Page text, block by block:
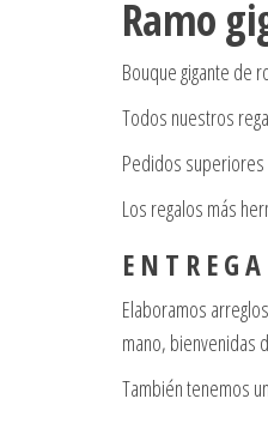
Ramo
Bouque gigante de
Todos nuestros
Pedidos superiores
Los regalos más
E N T R E G
Elaboramos
mano, bienvenidas
También tenemos